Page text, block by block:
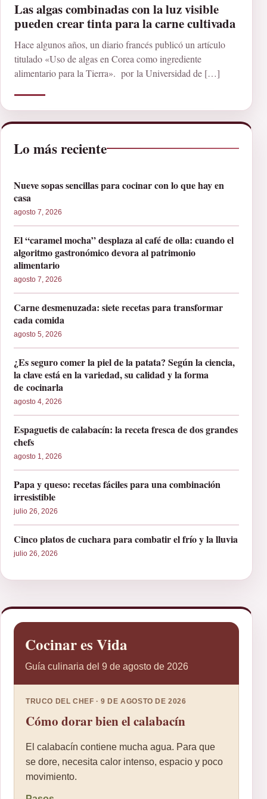
Las algas combinadas con la luz visible
pueden crear tinta para la carne cultivada
Hace algunos años, un diario francés publicó un artículo
titulado «Uso de algas en Corea como ingrediente
alimentario para la Tierra». por la Universidad de […]
Lo más reciente
Nueve sopas sencillas para cocinar con lo que hay en
casa
agosto 7, 2026
El “caramel mocha” desplaza al café de olla: cuando el
algoritmo gastronómico devora al patrimonio
alimentario
agosto 7, 2026
Carne desmenuzada: siete recetas para transformar
cada comida
agosto 5, 2026
¿Es seguro comer la piel de la patata? Según la ciencia,
la clave está en la variedad, su calidad y la forma
de cocinarla
agosto 4, 2026
Espaguetis de calabacín: la receta fresca de dos grandes
chefs
agosto 1, 2026
Papa y queso: recetas fáciles para una combinación
irresistible
julio 26, 2026
Cinco platos de cuchara para combatir el frío y la lluvia
julio 26, 2026
Cocinar es Vida
Guía culinaria del 9 de agosto de 2026
TRUCO DEL CHEF · 9 DE AGOSTO DE 2026
Cómo dorar bien el calabacín
El calabacín contiene mucha agua. Para que
se dore, necesita calor intenso, espacio y poco
movimiento.